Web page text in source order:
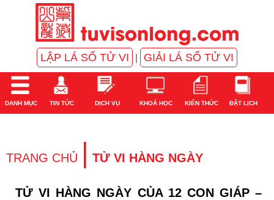
LẬP LÁ SỐ TỬ VI GIẢI LÁ SỐ TỬ VI
DANH MỤC TIN TỨC DỊCH VỤ KHOÁ HỌC KIẾN THỨC ĐẶT LỊCH
TRANG CHỦ | TỬ VI HÀNG NGÀY
TỬ VI HÀNG NGÀY CỦA 12 CON GIÁP –